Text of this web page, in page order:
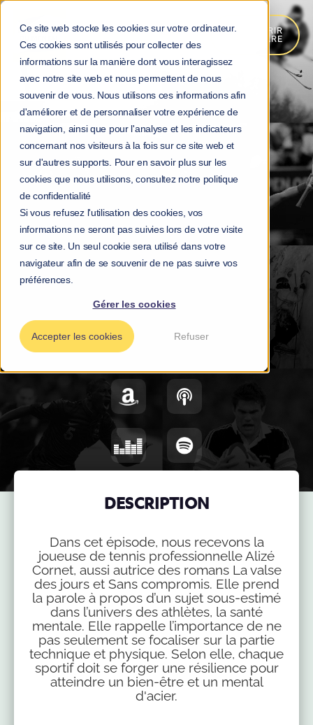
Ce site web stocke les cookies sur votre ordinateur.
Ces cookies sont utilisés pour collecter des
informations sur la manière dont vous interagissez
avec notre site web et nous permettent de nous
souvenir de vous. Nous utilisons ces informations afin
d'améliorer et de personnaliser votre expérience de
navigation, ainsi que pour l'analyse et les indicateurs
concernant nos visiteurs à la fois sur ce site web et
sur d'autres supports. Pour en savoir plus sur les
cookies que nous utilisons, consultez notre politique
de confidentialité
Si vous refusez l'utilisation des cookies, vos
informations ne seront pas suivies lors de votre visite
sur ce site. Un seul cookie sera utilisé dans votre
navigateur afin de se souvenir de ne pas suivre vos
préférences.
Gérer les cookies
Accepter les cookies Refuser
DÉCOUVRIR
MOKA.CARE
DESCRIPTION
Dans cet épisode, nous recevons la
joueuse de tennis professionnelle Alizé
Cornet, aussi autrice des romans La valse
des jours et Sans compromis. Elle prend
la parole à propos d’un sujet sous-estimé
dans l’univers des athlètes, la santé
mentale. Elle rappelle l’importance de ne
pas seulement se focaliser sur la partie
technique et physique. Selon elle, chaque
sportif doit se forger une résilience pour
atteindre un bien-être et un mental
d'acier.